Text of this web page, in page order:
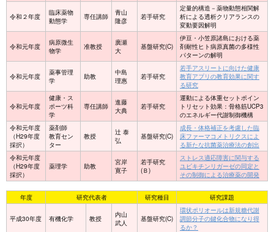
令和２年度
臨床薬物
動態学
専任講師
青山
隆彦
若手研究
定量的構造－薬物動態相関解
析による透析クリアランスの
変動要因解明
令和元年度
病原微生
物学
准教授
廣瀬
大
基盤研究(C)
伊豆・小笠原諸島における薬
剤耐性ヒト病原真菌の多様性
パターンの解明
令和元年度
薬事管理
学
助教
中島
理惠
若手研究
若手アスリートに向けた健康
教育アプリの教育効果に関す
る研究
令和元年度
健康・ス
ポーツ科
学
専任講師
進藤
大典
若手研究
運動による体重セットポイン
トリセット効果：骨格筋UCP3
のエネルギー代謝制御機構
令和元年度
（H29年度
採択）
薬剤師
教育セン
ター
教授
辻 泰
弘
基盤研究(C)
成長・体格補正を考慮した臨
床ファーマコメトリクスによ
る新たな抗菌薬治療法の創出
令和元年度
（H29年度
採択）
薬理学 助教
宮岸
寛子
若手研究
(Ｂ)
ストレス適応障害に関与する
ユビキチンリガーゼの同定と
その制御による治療薬の開発
年度 研究代表者 研究種目 研究課題
平成30年度 有機化学 教授
内山
武人
基盤研究(C)
環状ポリオールは新規糖代謝
調節分子の鍵化合物になり得
るか？